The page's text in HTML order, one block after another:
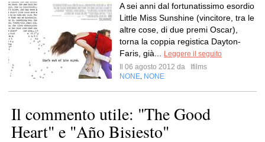
A sei anni dal fortunatissimo esordio
Little Miss Sunshine (vincitore, tra le
altre cose, di due premi Oscar),
torna la coppia registica Dayton-
Faris, già...
Leggere il seguito
Il 06 agosto 2012 da
Ifilms
NONE NONE
Il commento utile: "The Good
Heart" e "Año Bisiesto"